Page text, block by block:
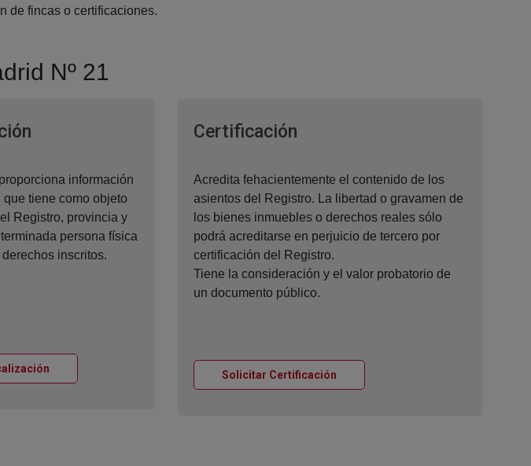
de fincas o certificaciones.
Nº 21
Ventana nueva
información
tiene como objeto
Registro, provincia y
persona física
inscritos.
Ventana nueva
Certificación
Acredita fehacientemente el contenido de los
asientos del Registro. La libertad o gravamen de
los bienes inmuebles o derechos reales sólo
podrá acreditarse en perjuicio de tercero por
certificación del Registro.
Tiene la consideración y el valor probatorio de
un documento público.
Solicitar Certificación